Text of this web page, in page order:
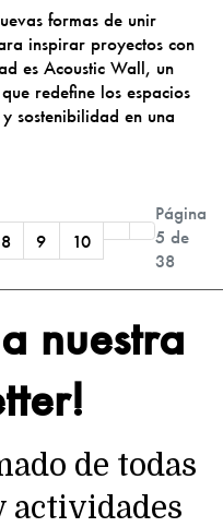
formas de unir
inspirar proyectos con
es Acoustic Wall, un
redefine los espacios
sostenibilidad en una
Página
5 de
38
8 9 10
nuestra
de todas
actividades